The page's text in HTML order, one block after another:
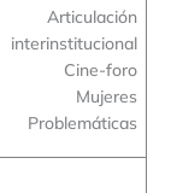
Articulación
interinstitucional
Cine-foro
Mujeres
Problemáticas